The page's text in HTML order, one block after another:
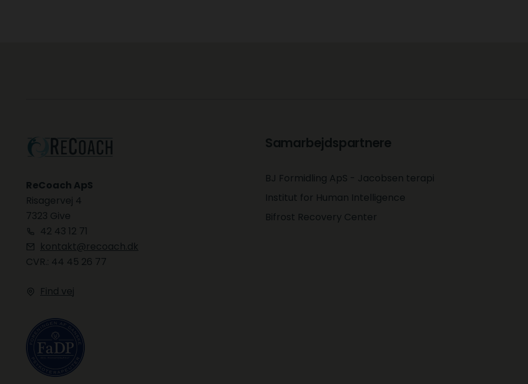
ReCoach ApS
Risagervej 4
7323 Give
42 43 12 71
kontakt@recoach.dk
CVR.: 44 45 26 77
Find vej
Samarbejdspartnere
BJ Formidling ApS​ - Jacobsen terapi
Institut for Human Intelligence
Bifrost Recovery Center